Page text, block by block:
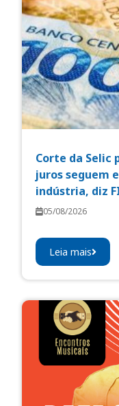
Corte da Selic
juros seguem
indústria, diz
05/08/2026
Leia mais